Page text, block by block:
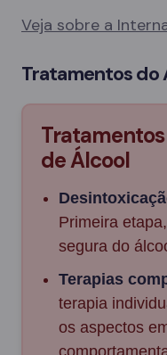
Veja sobre a
Tratamentos do
de Álcool
Primeira
segura do
Terapias
terapia
os aspectos